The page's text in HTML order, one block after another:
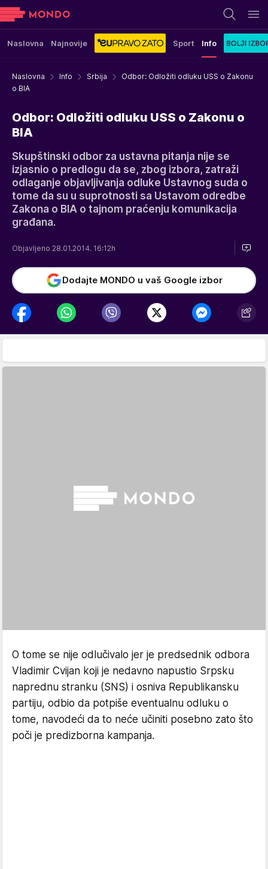
Naslovna Najnovije Sport Info
Naslovna Info Srbija
Odbor: Odložiti odluku USS o Zakonu
o BIA
Odbor: Odložiti odluku USS o Zakonu o
BIA
Skupštinski odbor za ustavna pitanja nije se
izjasnio o predlogu da se, zbog izbora, zatraži
odlaganje objavljivanja odluke Ustavnog suda o
tome da su u suprotnosti sa Ustavom odredbe
Zakona o BIA o tajnom praćenju komunikacija
građana.
Objavljeno 28.01.2014. 16:12h
Dodajte MONDO u vaš Google izbor
O tome se nije odlučivalo jer je predsednik odbora
Vladimir Cvijan koji je nedavno napustio Srpsku
naprednu stranku (SNS) i osniva Republikansku
partiju, odbio da potpiše eventualnu odluku o
tome, navodeći da to neće učiniti posebno zato što
poči je predizborna kampanja.